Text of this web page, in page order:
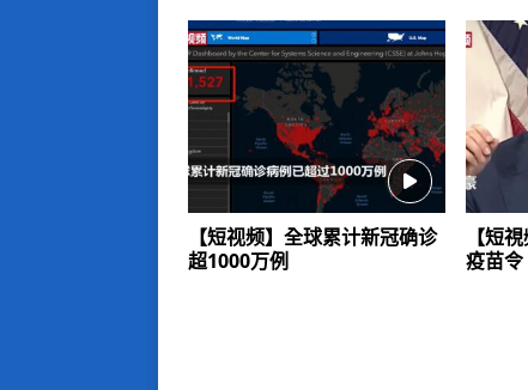
【短视频】全球累计新冠确诊
超1000万例
【短
疫苗